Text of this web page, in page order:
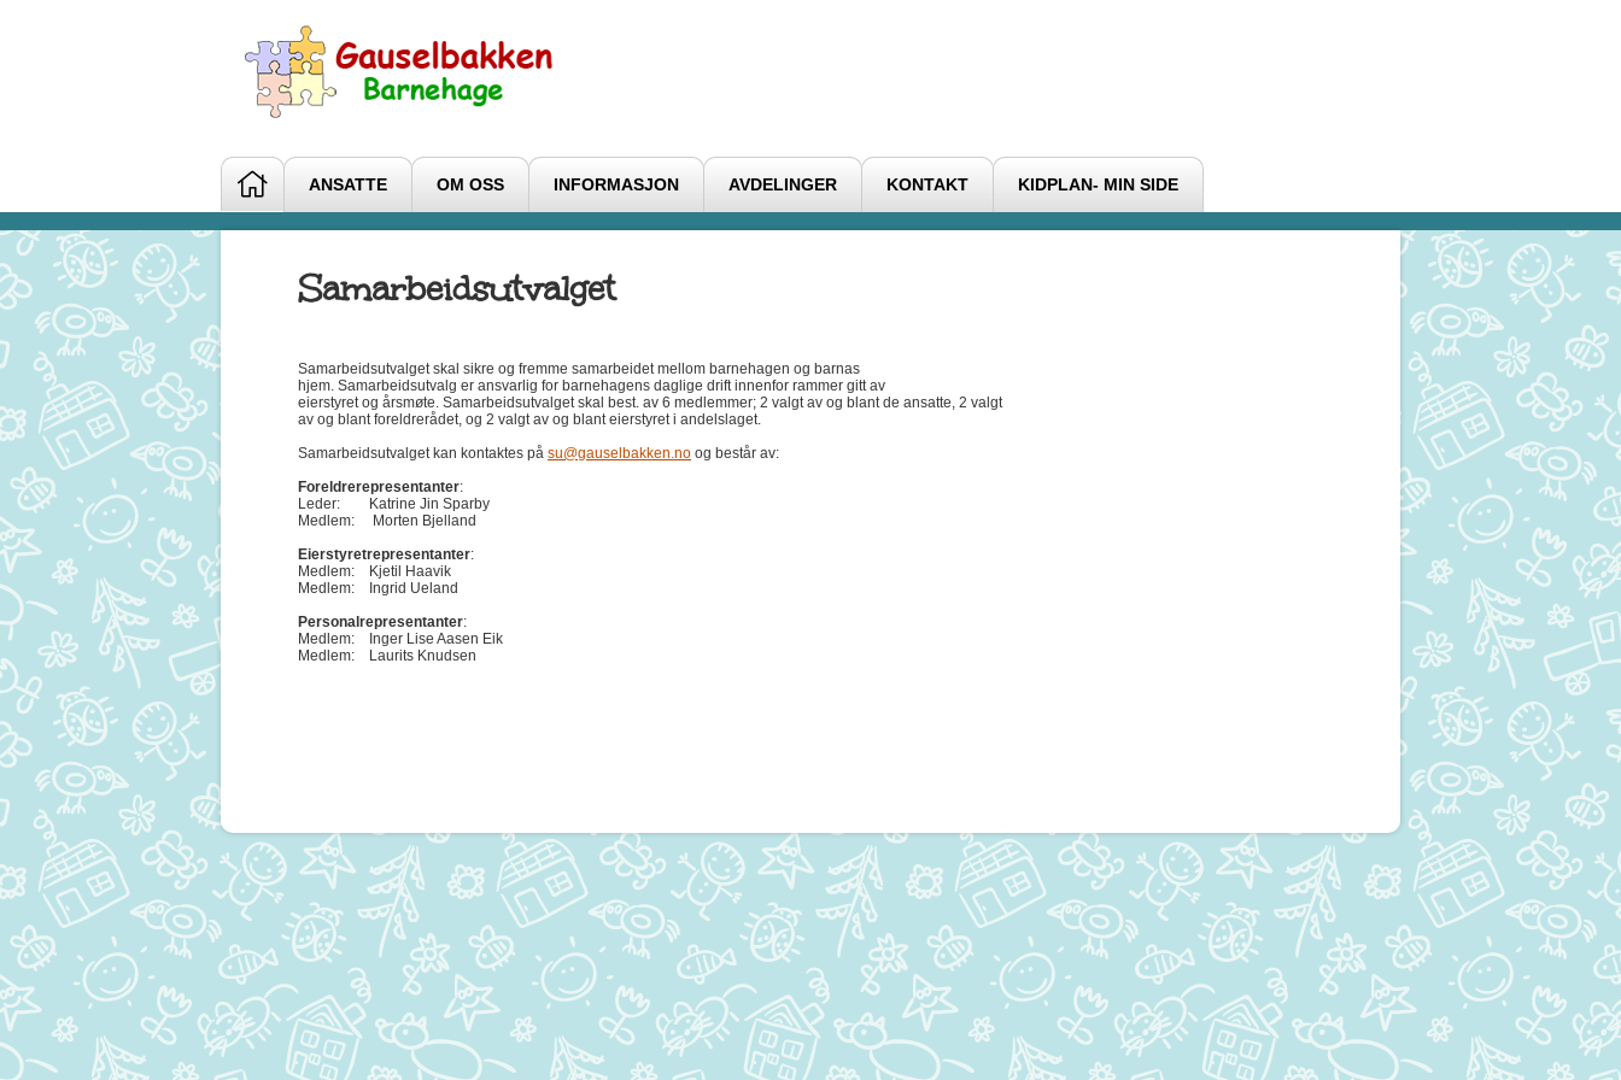
ANSATTE OM OSS INFORMASJON AVDELINGER KONTAKT KIDPLAN- MIN SIDE
Samarbeidsutvalget
Samarbeidsutvalget skal sikre og fremme samarbeidet mellom barnehagen og barnas
hjem. Samarbeidsutvalg er ansvarlig for barnehagens daglige drift innenfor rammer gitt av
eierstyret og årsmøte. Samarbeidsutvalget skal best. av 6 medlemmer; 2 valgt av og blant de ansatte, 2 valgt
av og blant foreldrerådet, og 2 valgt av og blant eierstyret i andelslaget.
Samarbeidsutvalget kan kontaktes på su@gauselbakken.no og består av:
Foreldrerepresentanter:
Leder: Katrine Jin Sparby
Medlem: Morten Bjelland
Eierstyretrepresentanter:
Medlem: Kjetil Haavik
Medlem: Ingrid Ueland
Personalrepresentanter:
Medlem: Inger Lise Aasen Eik
Medlem: Laurits Knudsen